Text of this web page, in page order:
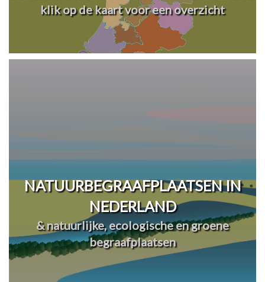
klik op de kaart voor een overzicht
NATUURBEGRAAFPLAATSEN IN
NEDERLAND
& natuurlijke, ecologische en groene
begraafplaatsen